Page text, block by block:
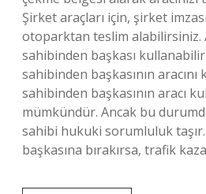
Şirket araçları için, şirket
otoparktan teslim alabilirsiniz.
sahibinden başkası
sahibinden başkasının aracını
sahibinden başkasının aracı
mümkündür. Ancak bu
sahibi hukuki sorumluluk taşır.
başkasına bırakırsa, trafik